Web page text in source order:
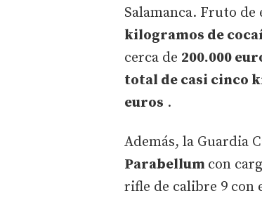
Salamanca. Fruto de
kilogramos de
cerca de 200.000
total de casi cinco
euros .
Además, la Guardia
Parabellum con
rifle de calibre 9 con